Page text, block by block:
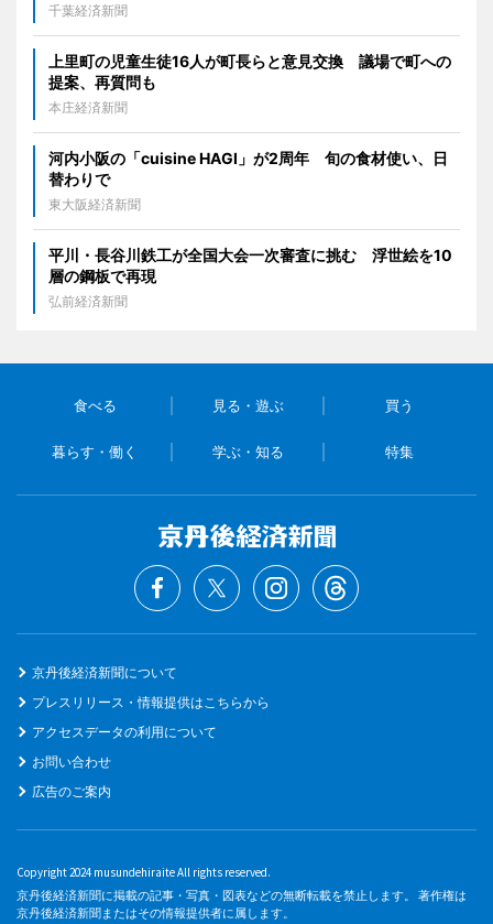
千葉経済新聞
上里町の児童生徒16人が町長らと意見交換 議場で町への
提案、再質問も
本庄経済新聞
河内小阪の「cuisine HAGI」が2周年 旬の食材使い、日
替わりで
東大阪経済新聞
平川・長谷川鉄工が全国大会一次審査に挑む 浮世絵を10
層の鋼板で再現
弘前経済新聞
食べる 見る・遊ぶ 買う
暮らす・働く 学ぶ・知る 特集
京丹後経済新聞について
プレスリリース・情報提供はこちらから
アクセスデータの利用について
お問い合わせ
広告のご案内
Copyright 2024 musundehiraite All rights reserved.
京丹後経済新聞に掲載の記事・写真・図表などの無断転載を禁止します。 著作権は
京丹後経済新聞またはその情報提供者に属します。